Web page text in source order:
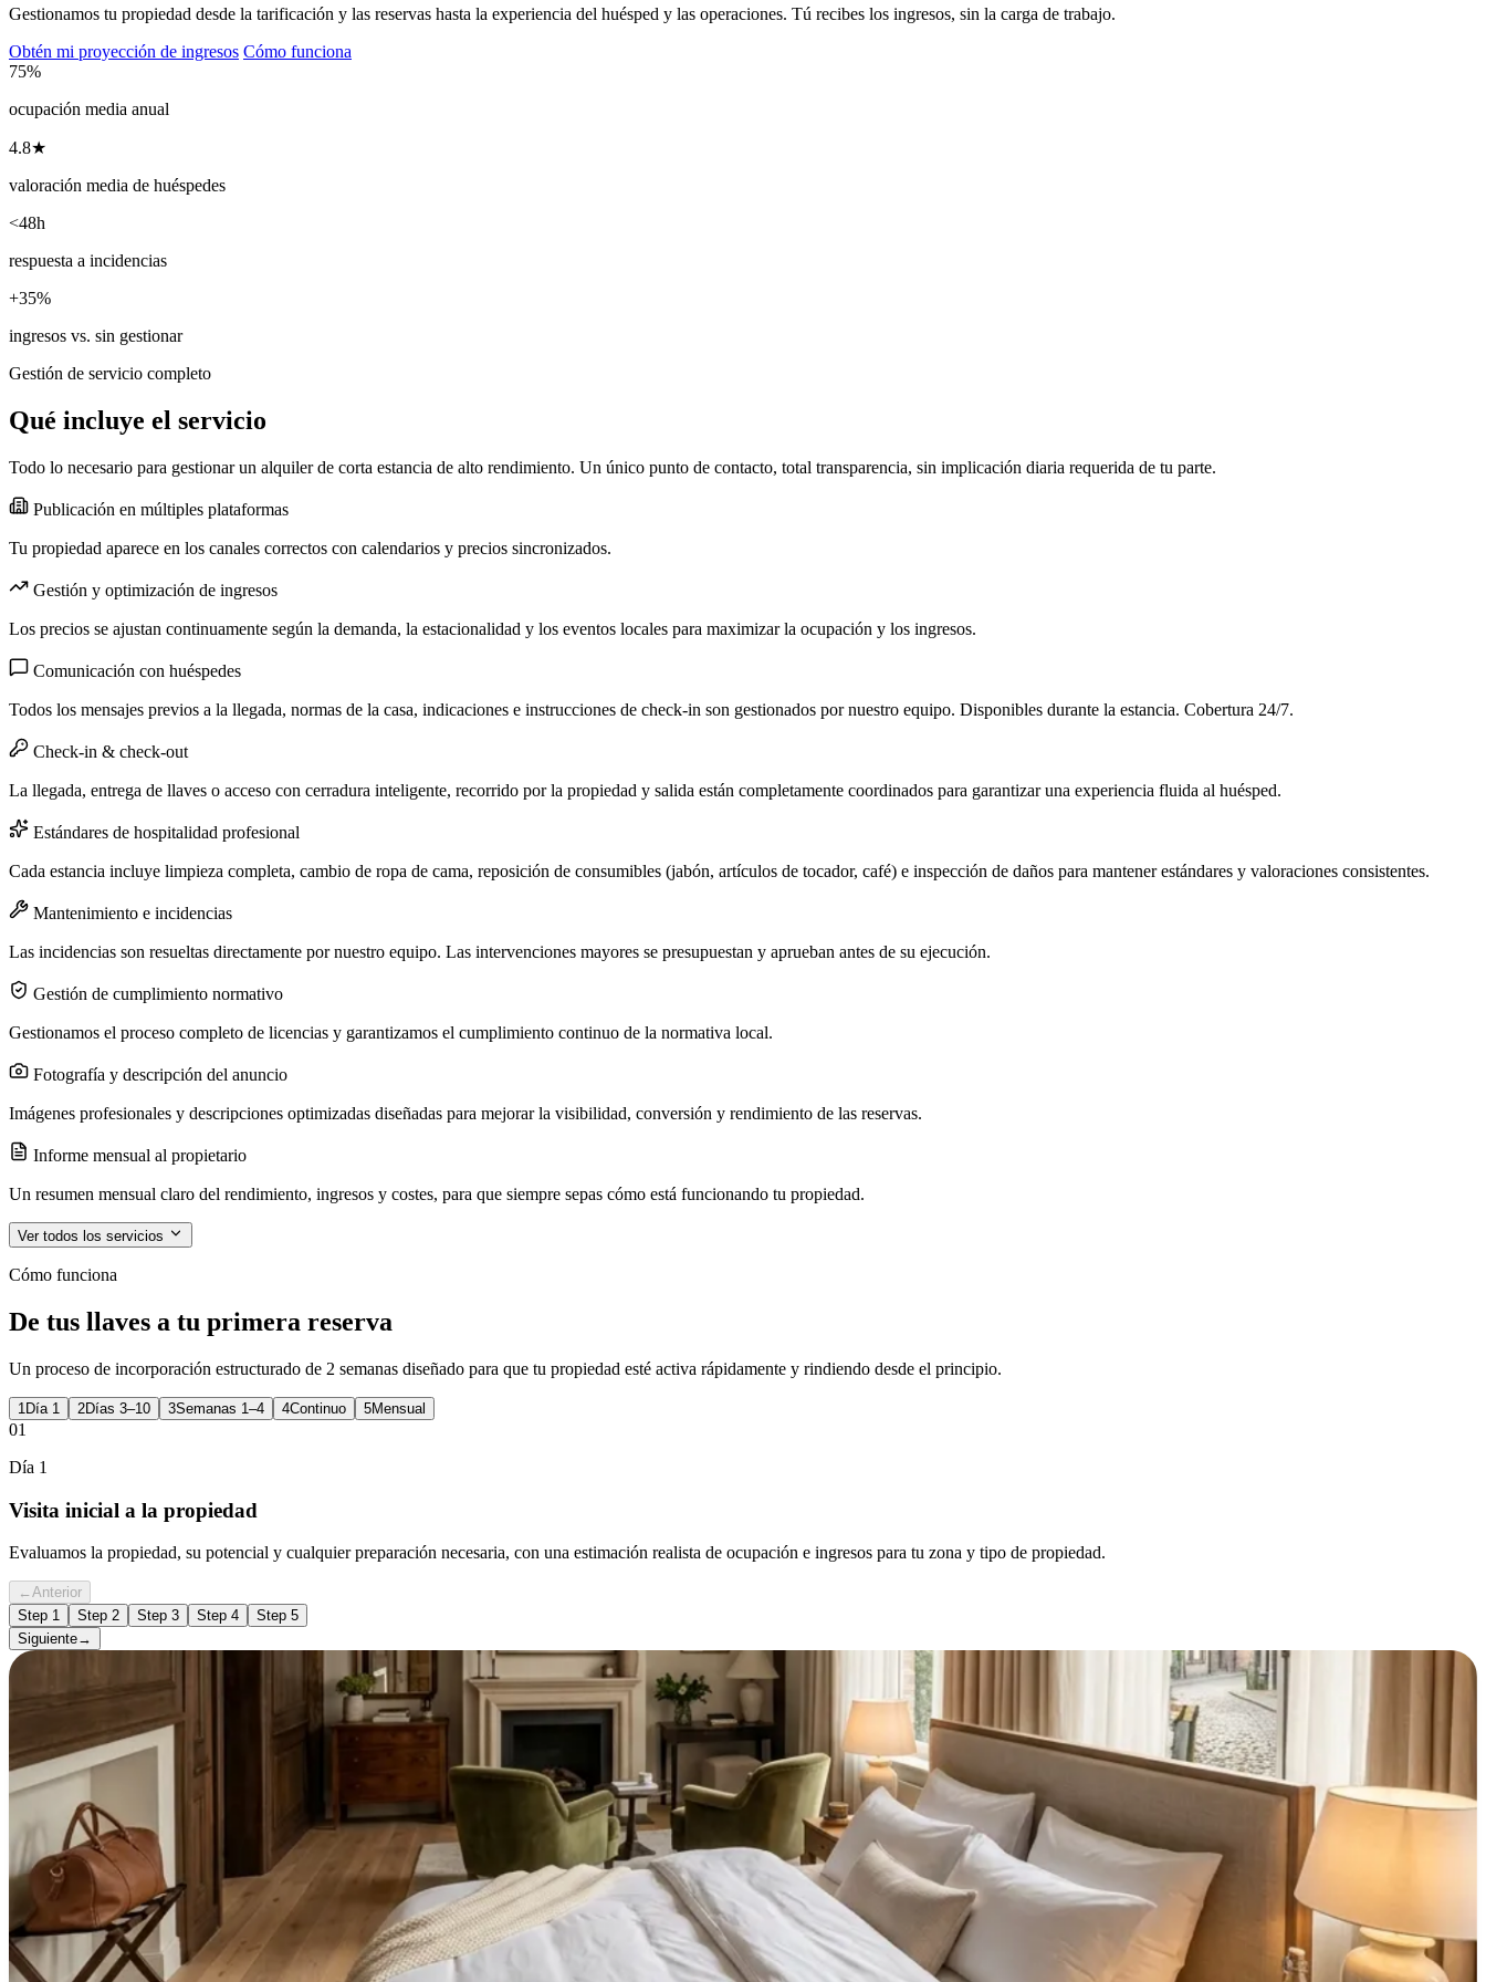
Gestionamos tu propiedad desde la tarificación y las reservas hasta la experiencia del huésped y las operaciones. Tú recibes los ingresos, sin la carga de trabajo.
Obtén mi proyección de ingresos Cómo funciona
75%
ocupación media anual
4.8★
valoración media de huéspedes
<48h
respuesta a incidencias
+35%
ingresos vs. sin gestionar
Gestión de servicio completo
Qué incluye el servicio
Todo lo necesario para gestionar un alquiler de corta estancia de alto rendimiento. Un único punto de contacto, total transparencia, sin implicación diaria requerida de tu parte.
Publicación en múltiples plataformas
Tu propiedad aparece en los canales correctos con calendarios y precios sincronizados.
Gestión y optimización de ingresos
Los precios se ajustan continuamente según la demanda, la estacionalidad y los eventos locales para maximizar la ocupación y los ingresos.
Comunicación con huéspedes
Todos los mensajes previos a la llegada, normas de la casa, indicaciones e instrucciones de check-in son gestionados por nuestro equipo. Disponibles durante la estancia. Cobertura 24/7.
Check-in & check-out
La llegada, entrega de llaves o acceso con cerradura inteligente, recorrido por la propiedad y salida están completamente coordinados para garantizar una experiencia fluida al huésped.
Estándares de hospitalidad profesional
Cada estancia incluye limpieza completa, cambio de ropa de cama, reposición de consumibles (jabón, artículos de tocador, café) e inspección de daños para mantener estándares y valoraciones consistentes.
Mantenimiento e incidencias
Las incidencias son resueltas directamente por nuestro equipo. Las intervenciones mayores se presupuestan y aprueban antes de su ejecución.
Gestión de cumplimiento normativo
Gestionamos el proceso completo de licencias y garantizamos el cumplimiento continuo de la normativa local.
Fotografía y descripción del anuncio
Imágenes profesionales y descripciones optimizadas diseñadas para mejorar la visibilidad, conversión y rendimiento de las reservas.
Informe mensual al propietario
Un resumen mensual claro del rendimiento, ingresos y costes, para que siempre sepas cómo está funcionando tu propiedad.
Ver todos los servicios
Cómo funciona
De tus llaves a tu primera reserva
Un proceso de incorporación estructurado de 2 semanas diseñado para que tu propiedad esté activa rápidamente y rindiendo desde el principio.
1 Día 1 2Días 3–10 3Semanas 1–4 4Continuo 5Mensual
01
Día 1
Visita inicial a la propiedad
Evaluamos la propiedad, su potencial y cualquier preparación necesaria, con una estimación realista de ocupación e ingresos para tu zona y tipo de propiedad.
← Anterior
Step 1 Step 2 Step 3 Step 4 Step 5
Siguiente→